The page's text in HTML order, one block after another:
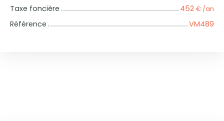
Taxe foncière
452 € /an
Référence VM489